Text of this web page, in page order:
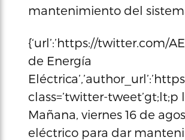
mantenimiento del
{‘url’:’https://twitter.com/
de Energía
class=’twitter-tweet’gt;lt;p
Mañana, viernes 16 de
eléctrico para dar